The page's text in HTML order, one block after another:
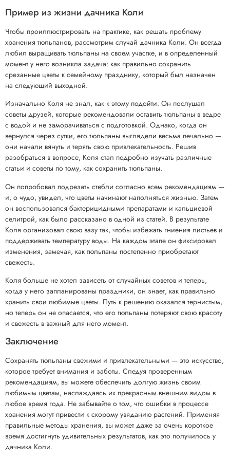
Пример из жизни дачника Коли
Чтобы проиллюстрировать на практике, как решать проблему
хранения тюльпанов, рассмотрим случай дачника Коли. Он всегда
любил выращивать тюльпаны на своем участке, и в определенный
момент у него возникла задача: как правильно сохранить
срезанные цветы к семейному празднику, который был назначен
на следующий выходной.
Изначально Коля не знал, как к этому подойти. Он послушал
советы друзей, которые рекомендовали оставить тюльпаны в ведре
с водой и не заморачиваться с подготовкой. Однако, когда он
вернулся через сутки, его тюльпаны выглядели весьма печально —
они начали вянуть и терять свою привлекательность. Решив
разобраться в вопросе, Коля стал подробно изучать различные
статьи и советы по тому, как сохранить тюльпаны.
Он попробовал подрезать стебли согласно всем рекомендациям —
и, о чудо, увидел, что цветы начинают наполняться жизнью. Затем
он воспользовался бактерицидными препаратами и кальциевой
селитрой, как было рассказано в одной из статей. В результате
Коля организовал свою вазу так, чтобы избежать гниения листьев и
поддерживать температуру воды. На каждом этапе он фиксировал
изменения, замечая, как тюльпаны постепенно приобретают
свежесть.
Коля больше не хотел зависеть от случайных советов и теперь,
когда у него запланированы праздники, он знает, как правильно
хранить свои любимые цветы. Путь к решению оказался тернистым,
но теперь он не опасается, что его тюльпаны потеряют свою красоту
и свежесть в важный для него момент.
Заключение
Сохранять тюльпаны свежими и привлекательными — это искусство,
которое требует внимания и заботы. Следуя проверенным
рекомендациям, вы можете обеспечить долгую жизнь своим
любимым цветам, наслаждаясь их прекрасным внешним видом в
любое время года. Не забывайте о том, что ошибки в процессе
хранения могут привести к скорому увяданию растений. Применяя
правильные методы хранения, вы может даже за очень короткое
время достигнуть удивительных результатов, как это получилось у
дачника Коли.